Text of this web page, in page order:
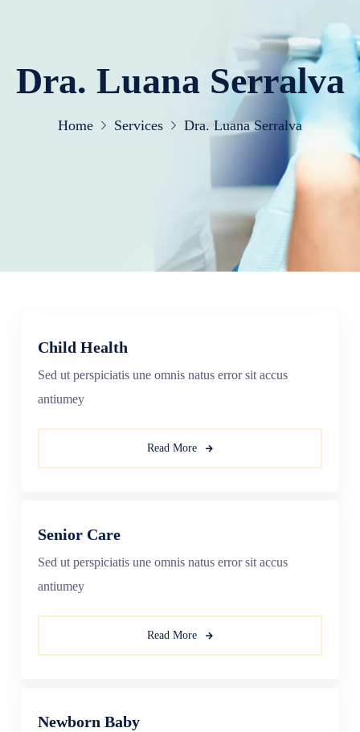
Dra. Luana Serralva
Home Services Dra. Luana Serralva
Child Health
Sed ut perspiciatis une omnis natus error sit accus
antiumey
Read More
Senior Care
Sed ut perspiciatis une omnis natus error sit accus
antiumey
Read More
Newborn Baby